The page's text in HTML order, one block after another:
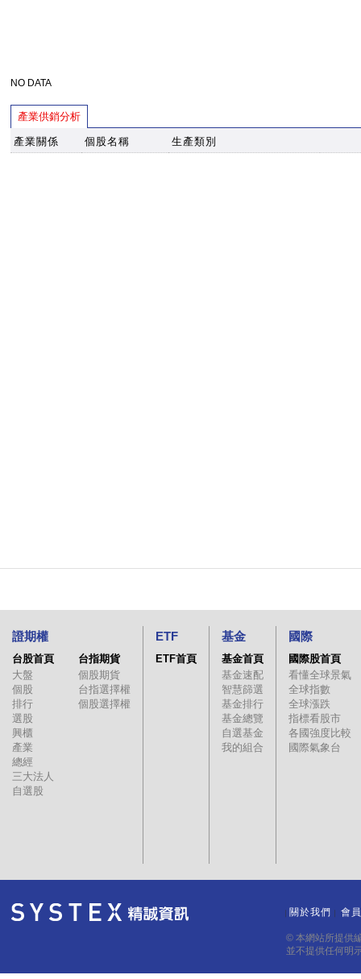
NO DATA
產業供銷分析
產業關係 個股名稱 生產類別
證期權
台股首頁
大盤
個股
排行
選股
興櫃
產業
總經
三大法人
自選股
台指期貨
個股期貨
台指選擇權
個股選擇權
ETF
ETF首頁
基金
基金首頁
基金速配
智慧篩選
基金排行
基金總覽
自選基金
我的組合
國際
國際股首頁
看懂全球景氣
全球指數
全球漲跌
指標看股市
各國強度比較
國際氣象台
關於我們 會
© 本網站所提供
並不提供任何明